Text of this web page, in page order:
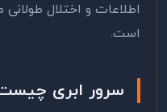
اطلاعات و اختلال
است.
سرور ابری